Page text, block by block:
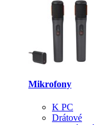
Mikrofony
K PC
Drátové